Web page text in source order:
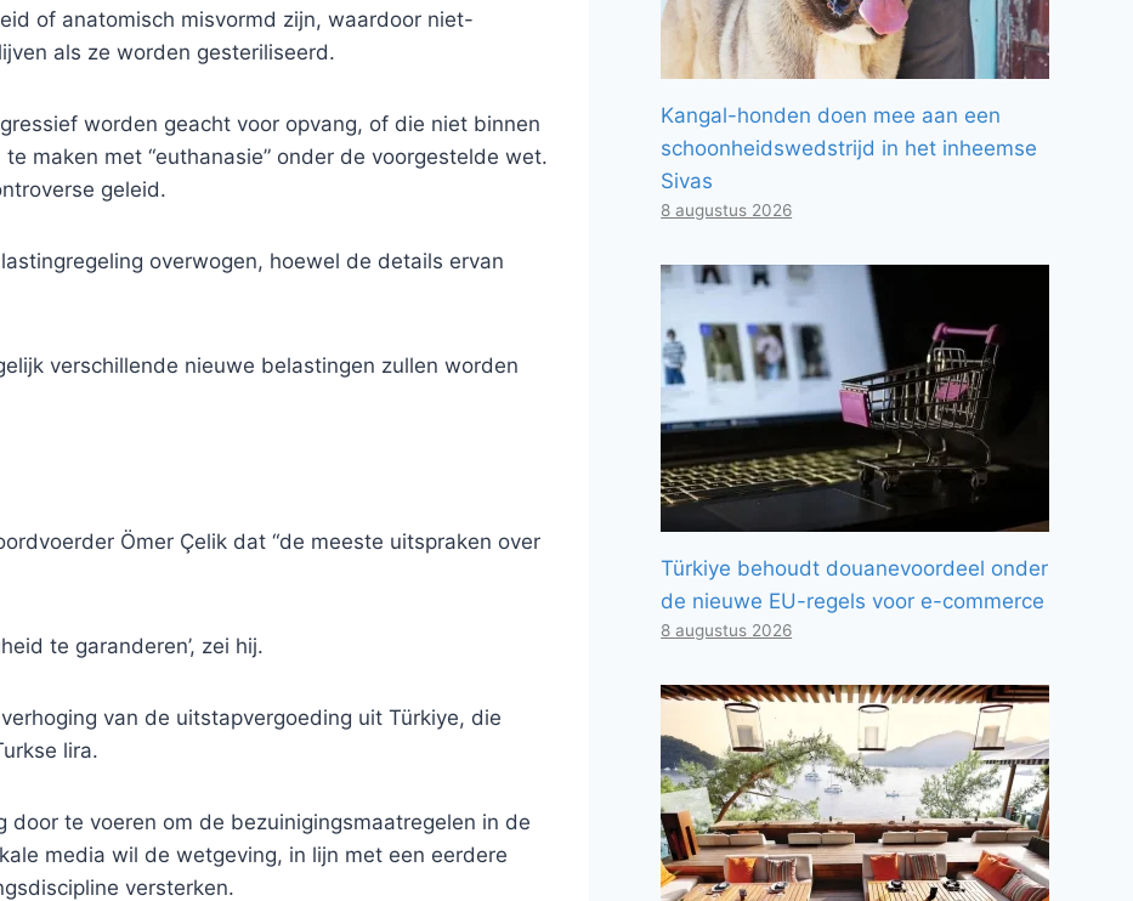
of anatomisch misvormd zijn, waardoor niet-
als ze worden gesteriliseerd.
worden geacht voor opvang, of die niet binnen
maken met “euthanasie” onder de voorgestelde wet.
geleid.
overwogen, hoewel de details ervan
verschillende nieuwe belastingen zullen worden
Ömer Çelik dat “de meeste uitspraken over
te garanderen’, zei hij.
van de uitstapvergoeding uit Türkiye, die
lira.
door te voeren om de bezuinigingsmaatregelen in de
media wil de wetgeving, in lijn met een eerdere
versterken.
Kangal-honden doen mee aan een
schoonheidswedstrijd in het inheemse
Sivas
8 augustus 2026
Türkiye behoudt douanevoordeel onder
de nieuwe EU-regels voor e-commerce
8 augustus 2026